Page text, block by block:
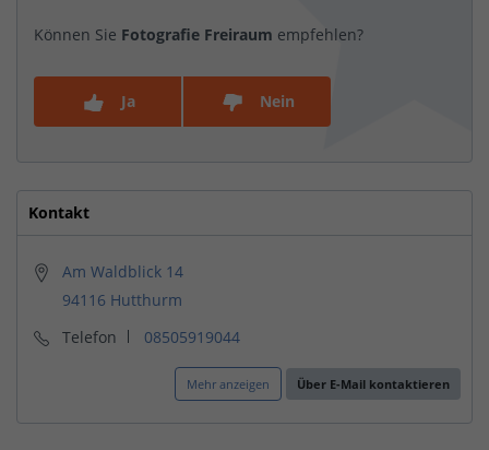
Können Sie Fotografie Freiraum empfehlen?
Ja Nein
Kontakt
Am Waldblick 14
94116 Hutthurm
Telefon
08505919044
Mehr anzeigen Über E-Mail kontaktieren